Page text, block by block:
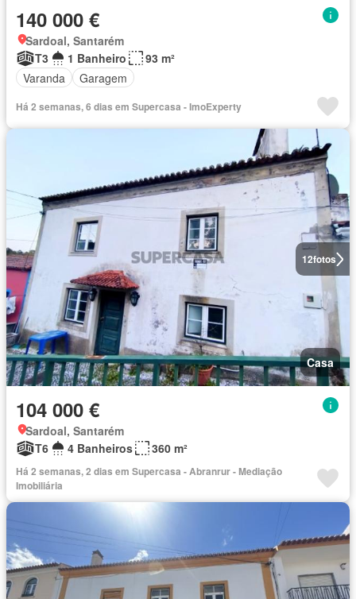
140 000 €
Sardoal, Santarém
T3
1 Banheiro
93 m²
Varanda
Garagem
Há 2 semanas, 6 dias em Supercasa - ImoExperty
12fotos
Casa
104 000 €
Sardoal, Santarém
T6
4 Banheiros 360 m²
Há 2 semanas, 2 dias em Supercasa - Abranrur - Mediação
Imobiliária